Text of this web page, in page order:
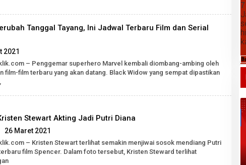
Tanggal Tayang, Ini Jadwal Terbaru Film dan Serial
2021
Robert
Tarigan
– Penggemar superhero Marvel kembali diombang-ambing oleh
film-film terbaru yang akan datang. Black Widow yang sempat dipastikan
Stewart Akting Jadi Putri Diana
26 Maret 2021
Robert
Tarigan
– Kristen Stewart terlihat semakin menjiwai sosok mendiang Putri
film Spencer. Dalam foto tersebut, Kristen Steward terlihat
Daftar Harga Komoditas Pertanian